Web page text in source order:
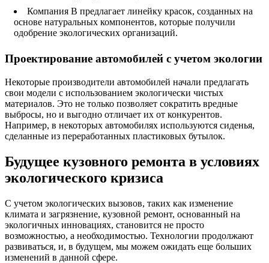
Компания B предлагает линейку красок, созданных на
основе натуральных компонентов, которые получили
одобрение экологических организаций.
Проектирование автомобилей с учетом экологии
Некоторые производители автомобилей начали предлагать
свои модели с использованием экологически чистых
материалов. Это не только позволяет сократить вредные
выбросы, но и выгодно отличает их от конкурентов.
Например, в некоторых автомобилях используются сиденья,
сделанные из переработанных пластиковых бутылок.
Будущее кузовного ремонта в условиях
экологического кризиса
С учетом экологических вызовов, таких как изменение
климата и загрязнение, кузовной ремонт, основанный на
экологичных инновациях, становится не просто
возможностью, а необходимостью. Технологии продолжают
развиваться, и, в будущем, мы можем ожидать еще больших
изменений в данной сфере.